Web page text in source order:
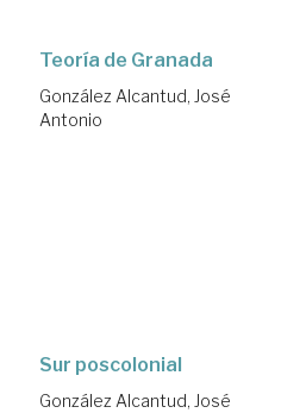
Teoría de Granada
González Alcantud, José
Antonio
Sur poscolonial
González Alcantud, José